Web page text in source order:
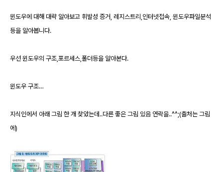
윈도우에 대해 대략 알아보고 휘발성 증거 , 레지스트리,인터넷접속, 윈도우파일분석
등을 알아봅니다.
우선 윈도우의 구조 ,포르세스,폴더등을 알아본다.
윈도우 구조…
지식인에서 아래 그림 한 개 찾았는데 ..다른 좋은 그림 있음 연락을..^^;(출처는 그림
에)